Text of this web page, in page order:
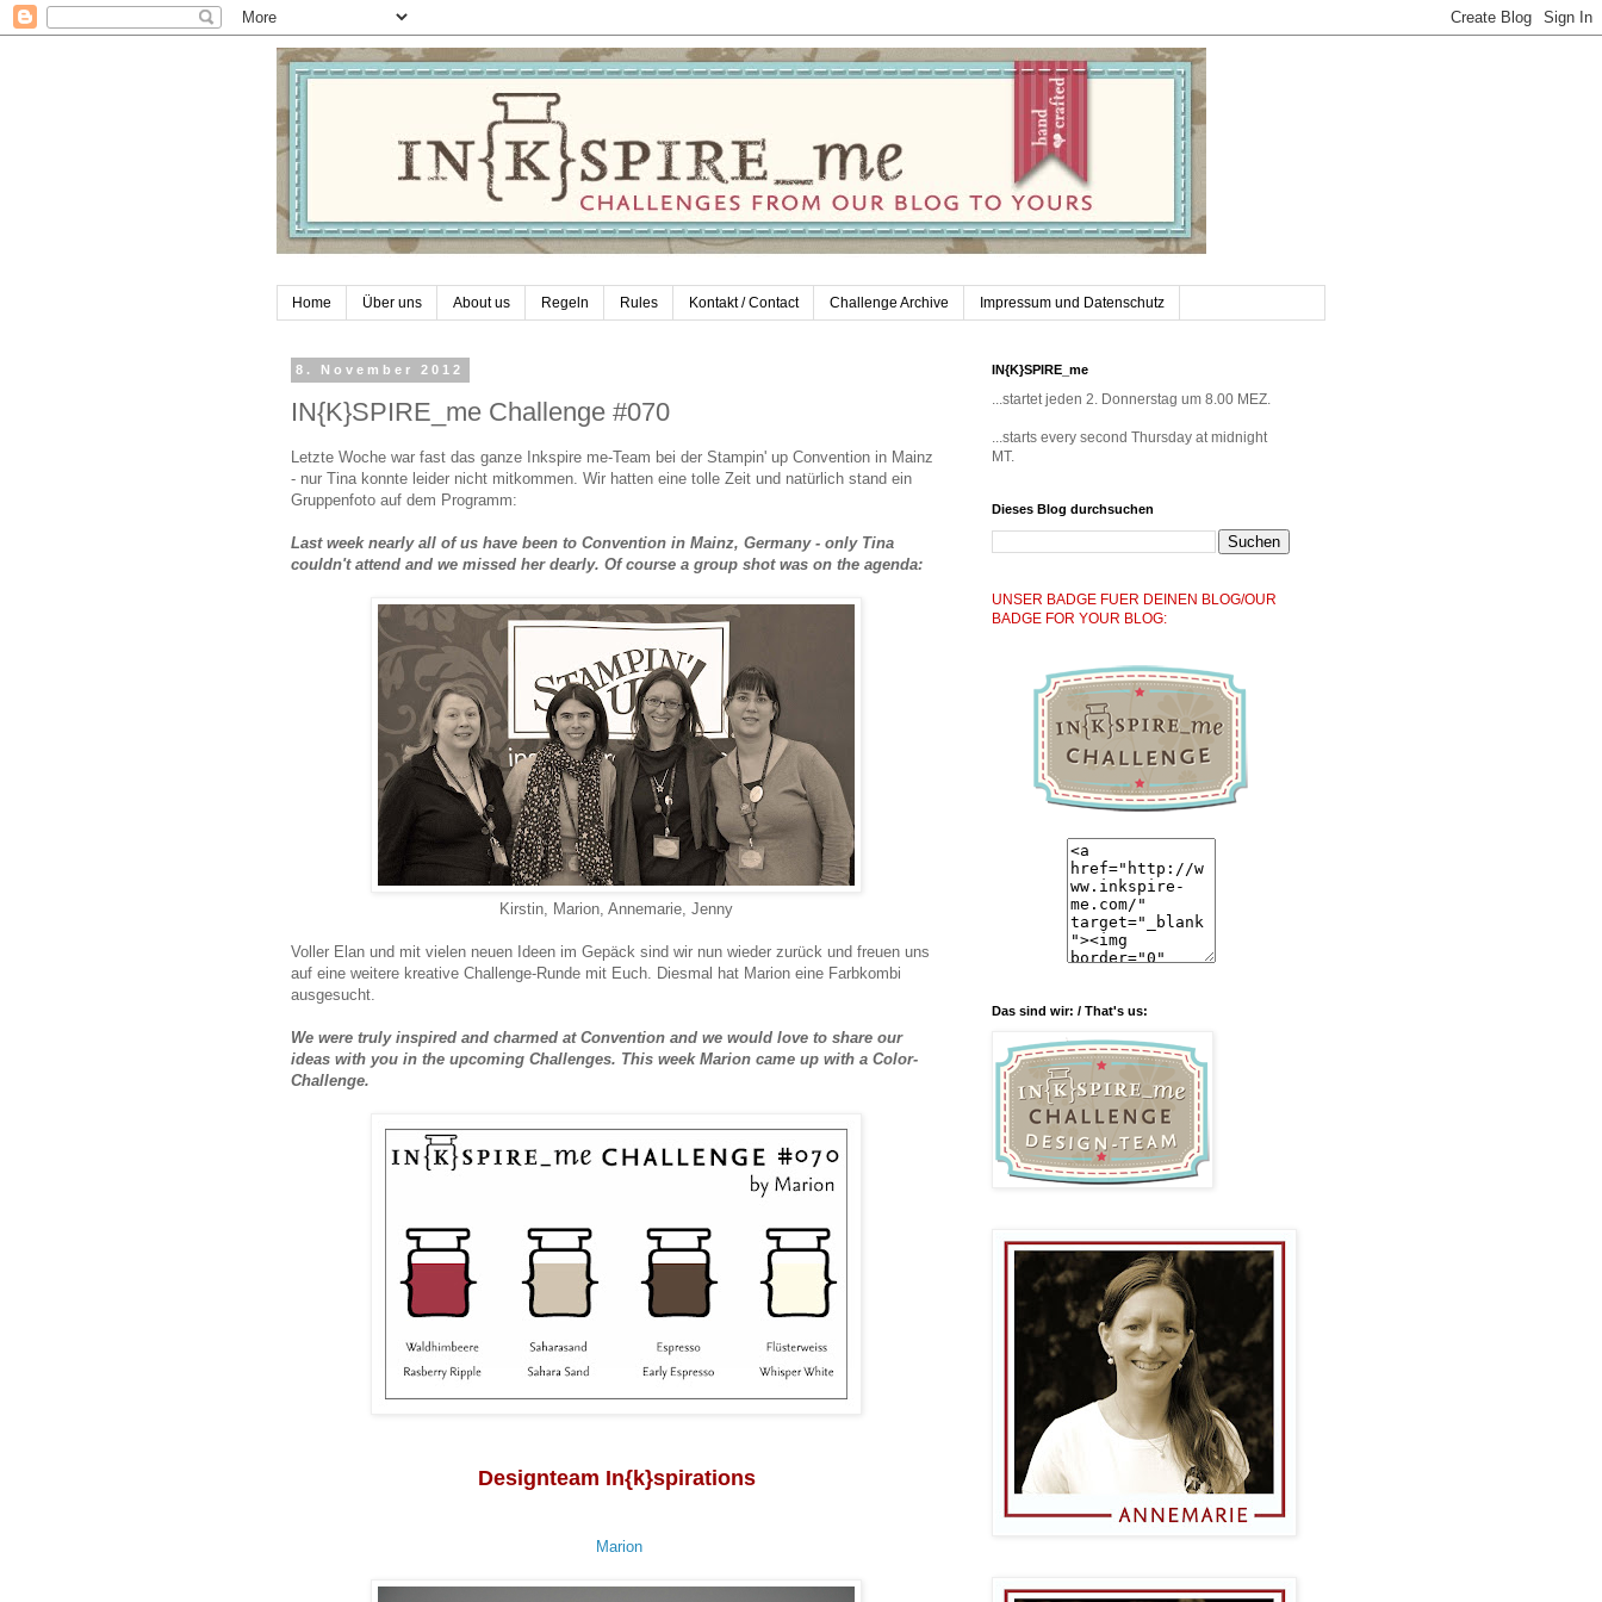
Home Über uns About us Regeln Rules Kontakt / Contact Challenge Archive Impressum und Datenschutz
8. November 2012
IN{K}SPIRE_me Challenge #070
Letzte Woche war fast das ganze Inkspire me-Team bei der Stampin' up Convention in Mainz
- nur Tina konnte leider nicht mitkommen. Wir hatten eine tolle Zeit und natürlich stand ein
Gruppenfoto auf dem Programm:
Last week nearly all of us have been to Convention in Mainz, Germany - only Tina
couldn't attend and we missed her dearly. Of course a group shot was on the agenda:
Kirstin, Marion, Annemarie, Jenny
Voller Elan und mit vielen neuen Ideen im Gepäck sind wir nun wieder zurück und freuen uns
auf eine weitere kreative Challenge-Runde mit Euch. Diesmal hat Marion eine Farbkombi
ausgesucht.
We were truly inspired and charmed at Convention and we would love to share our
ideas with you in the upcoming Challenges. This week Marion came up with a Color-
Challenge.
Designteam In{k}spirations
Marion
IN{K}SPIRE_me
...startet jeden 2. Donnerstag um 8.00 MEZ.
...starts every second Thursday at midnight
MT.
Dieses Blog durchsuchen
UNSER BADGE FUER DEINEN BLOG/OUR
BADGE FOR YOUR BLOG:
Das sind wir: / That's us: